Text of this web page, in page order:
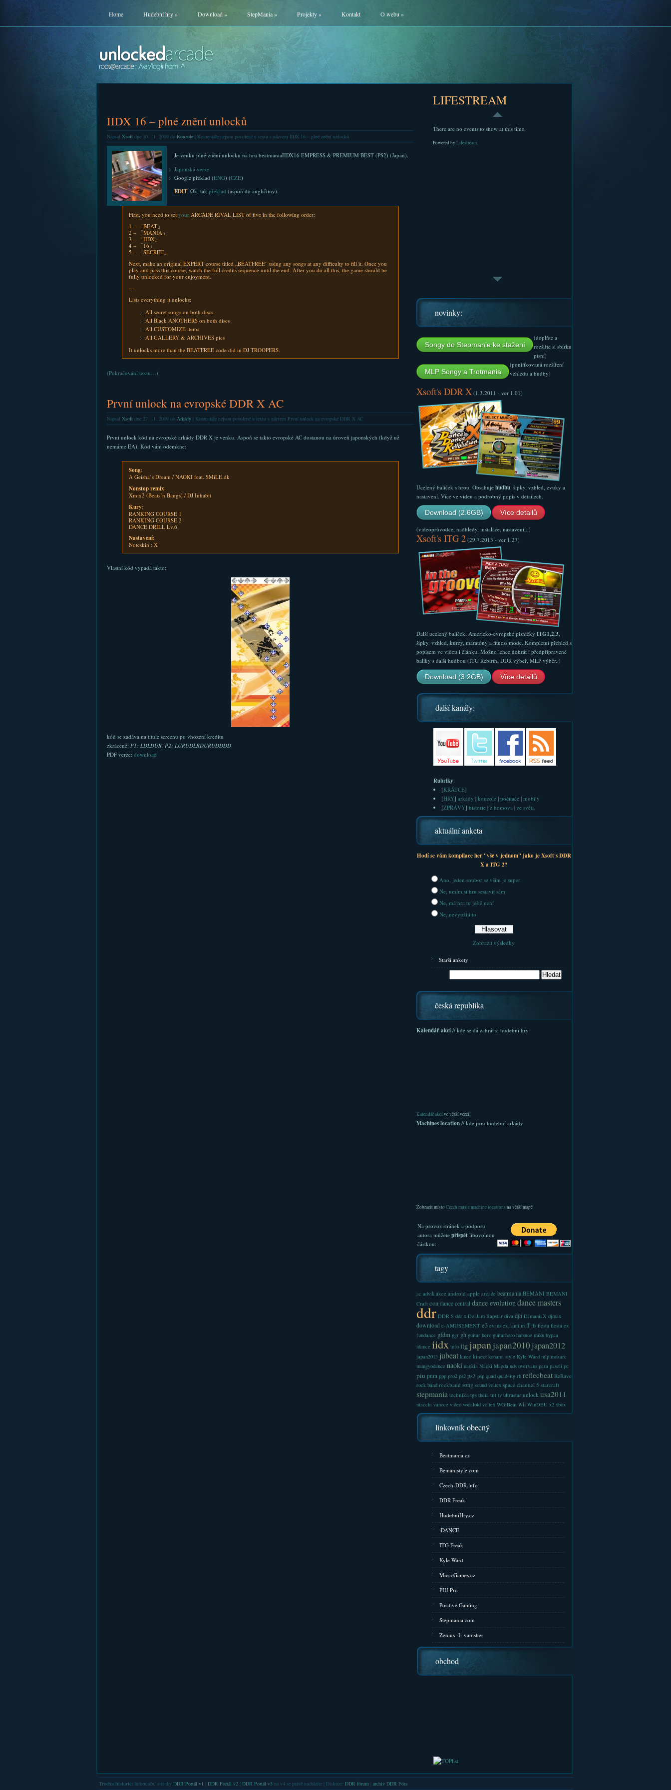
Home Hudební hry» Download» StepMania» Projekty» Kontakt O webu »
IIDX 16 – plné znění unlocků
Napsal Xsoftdne 30. 11. 2009 do Konzole| Komentáře nejsou povolenéu textu s názvem IIDX 16 – plné znění unlocků
Je venku plné znění unlocku na hru beatmaniaIIDX16 EMPRESS & PREMIUM BEST (PS2) (Japan).
Japonská verze
Google překlad (ENG) (CZE)
EDIT: Ok, tak překlad (aspoň do angličtiny):
First, you need to set yourARCADE RIVAL LIST of five in the following order:
1 – 「BEAT」
2 – 「MANIA」
3 – 「IIDX」
4 – 「16」
5 – 「SECRET」
Next, make an original EXPERT course titled „BEATFREE“ using any songs at any difficulty to fill it. Once you
play and pass this course, watch the full credits sequence until the end. After you do all this, the game should be
fully unlocked for your enjoyment.
—
Lists everything it unlocks:
All secret songs on both discs
All Black ANOTHERS on both discs
All CUSTOMIZE items
All GALLERY & ARCHIVES pics
It unlocks more than the BEATFREE code did in DJ TROOPERS.
(Pokračování textu…)
První unlock na evropské DDR X AC
Napsal Xsoftdne 27. 11. 2009 do Arkády| Komentáře nejsou povolenéu textu s názvem První unlock na evropské DDR X AC
První unlock kód na evropské arkády DDR X je venku. Aspoň se takto evropské AC dostanou na úroveň japonských (když už
nemáme EA). Kód vám odemkne:
Song:
A Geisha’s Dream / NAOKI feat. SMiLE.dk
Nonstop remix:
Xmix2 (Beats’n Bangs) / DJ Inhabit
Kury:
RANKING COURSE 1
RANKING COURSE 2
DANCE DRILL Lv.6
Nastavení:
Noteskin : X
Vlastní kód vypadá takto:
kód se zadáva na titule screenu po vhození kreditu
zkráceně: P1: LDLDUR, P2: LURUDLRDURUDDDD
PDF verze: download
LIFESTREAM
There are no events to show at this time.
Powered by Lifestream.
novinky:
Songy do Stepmanie ke stažení
(doplňte a
rozšiřte si sbírku
písní)
MLP Songy a Trotmania
(ponifikovaná rozšíření
vzhledu a hudby)
Xsoft's DDR X(1.3.2011 - ver 1.01)
Ucelený balíček s hrou. Obsahuje hudbu, šipky, vzhled, zvuky a
nastavení. Více ve videu a podrobný popis v detailech.
Download (2.6GB) Více detailů
(videoprůvodce, nadhledy, instalace, nastavení,..)
Xsoft's ITG 2(29.7.2013 - ver 1.27)
Další ucelený balíček. Americko-evropské písničky ITG1,2,3,
šipky, vzhled, kurzy, maratóny a fitness mode. Kompletní přehled s
popisem ve videu i článku. Možno lehce dohrát i předpřipravené
balíky s další hudbou (ITG Rebirth, DDR výbeř, MLP výběr..)
Download (3.2GB) Více detailů
další kanály:
Rubriky:
[KRÁTCE]
[HRY] arkády | konzole| počítače| mobily
[ZPRÁVY] historie| z homova| ze světa
aktuální anketa
Hodí se vám kompilace her "vše v jednom" jako je Xsoft's DDR
X a ITG 2?
Ano, jeden soubor se vším je super
Ne, umím si hru sestavit sám
Ne, má hra tu ještě není
Ne, nevyužiji to
Zobrazit výsledky
Starší ankety
česká republika
Kalendář akcí// kde se dá zahrát si hudební hry
Kalendář akcíve větší verzi.
Machines location// kde jsou hudební arkády
Zobrazit místoCzech music machine locations na větší mapě
Na provoz stránek a podporu
autora můžete přispětlibovolnou
částkou:
tagy
ac advik akce android apple arcade beatmania BEMANI BEMANI
Craft con dance central dance evolutiondance masters
ddr DDR S ddr x DefJam Rapstar diva djh DJmaniaX djmax
download e-AMUSEMENT e3 evans ex fanfilm ff ffs fiesta fiesta ex
fundance gfdm ggr gh guitar hero guitarhero hatsune miku hypaa
idance iidx info itg japanjapan2010 japan2012
japan2013 jubeat kinec kinect konami style Kyle Ward mlp mozarc
mungyodance naoki naokia Naoki Maeda nds overvans para paseli pc
piu pnm ppp pro2 ps2 ps3 psp quad quad4itg rb reflecbeat ReRave
rock band rockband song sound voltex space channel 5 starcraft
stepmania technika tgs theia tnt tv ultrastar unlock usa2011
utacchi vanoce video vocaloid voltex WGiBeat wii WinDEU x2 xbox
linkovník obecný
Beatmania.cz
Bemanistyle.com
Czech-DDR.info
DDR Freak
HudebniHry.cz
iDANCE
ITG Freak
Kyle Ward
MusicGames.cz
PIU Pro
Positive Gaming
Stepmania.com
Zenius -I- vanisher
obchod
Trocha historie: Informační stránky DDR Portál v1 DDR Portál v2| DDR Portál v3na v4 se právě nacházíte | Diskuze: DDR fórum archiv DDR Fóra